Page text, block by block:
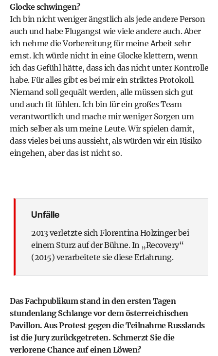
Glocke schwingen?
Ich bin nicht weniger ängstlich als jede andere Person
auch und habe Flugangst wie viele andere auch. Aber
ich nehme die Vorbereitung für meine Arbeit sehr
ernst. Ich würde nicht in eine Glocke klettern, wenn
ich das Gefühl hätte, dass ich das nicht unter Kontrolle
habe. Für alles gibt es bei mir ein striktes Protokoll.
Niemand soll gequält werden, alle müssen sich gut
und auch fit fühlen. Ich bin für ein großes Team
verantwortlich und mache mir weniger Sorgen um
mich selber als um meine Leute. Wir spielen damit,
dass vieles bei uns aussieht, als würden wir ein Risiko
eingehen, aber das ist nicht so.
Unfälle
2013 verletzte sich Florentina Holzinger bei
einem Sturz auf der Bühne. In „Recovery“
(2015) verarbeitete sie diese Erfahrung.
Das Fachpublikum stand in den ersten Tagen
stundenlang Schlange vor dem österreichischen
Pavillon. Aus Protest gegen die Teilnahme Russlands
ist die Jury zurückgetreten. Schmerzt Sie die
verlorene Chance auf einen Löwen?